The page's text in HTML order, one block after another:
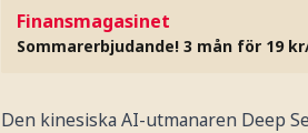
Finansmagasinet
Sommarerbjudande! 3 mån för 19
Den kinesiska AI-utmanaren Deep